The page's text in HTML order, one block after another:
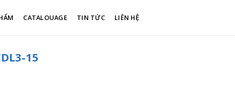
CATALOUAGE TIN TỨC LIÊN HỆ
15